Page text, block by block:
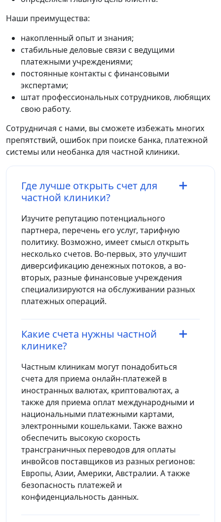
Наши преимущества:
накопленный опыт и знания;
стабильные деловые связи с ведущими
платежными учреждениями;
постоянные контакты с финансовыми
экспертами;
штат профессиональных сотрудников, любящих
свою работу.
Сотрудничая с нами, вы сможете избежать многих
препятствий, ошибок при поиске банка, платежной
системы или необанка для частной клиники.
Где лучше открыть счет для
частной клиники?
Изучите репутацию потенциального
партнера, перечень его услуг, тарифную
политику. Возможно, имеет смысл открыть
несколько счетов. Во-первых, это улучшит
диверсификацию денежных потоков, а во-
вторых, разные финансовые учреждения
специализируются на обслуживании разных
платежных операций.
Какие счета нужны частной
клинике?
Частным клиникам могут понадобиться
счета для приема онлайн-платежей в
иностранных валютах, криптовалютах, а
также для приема оплат международными и
национальными платежными картами,
электронными кошельками. Также важно
обеспечить высокую скорость
трансграничных переводов для оплаты
инвойсов поставщиков из разных регионов:
Европы, Азии, Америки, Австралии. А также
безопасность платежей и
конфиденциальность данных.